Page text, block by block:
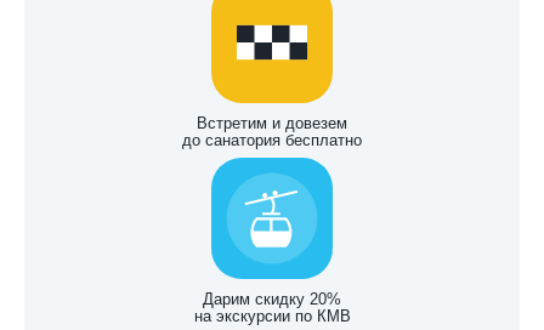
Встретим и довезем
до санатория бесплатно
Дарим скидку 20%
на экскурсии по КМВ